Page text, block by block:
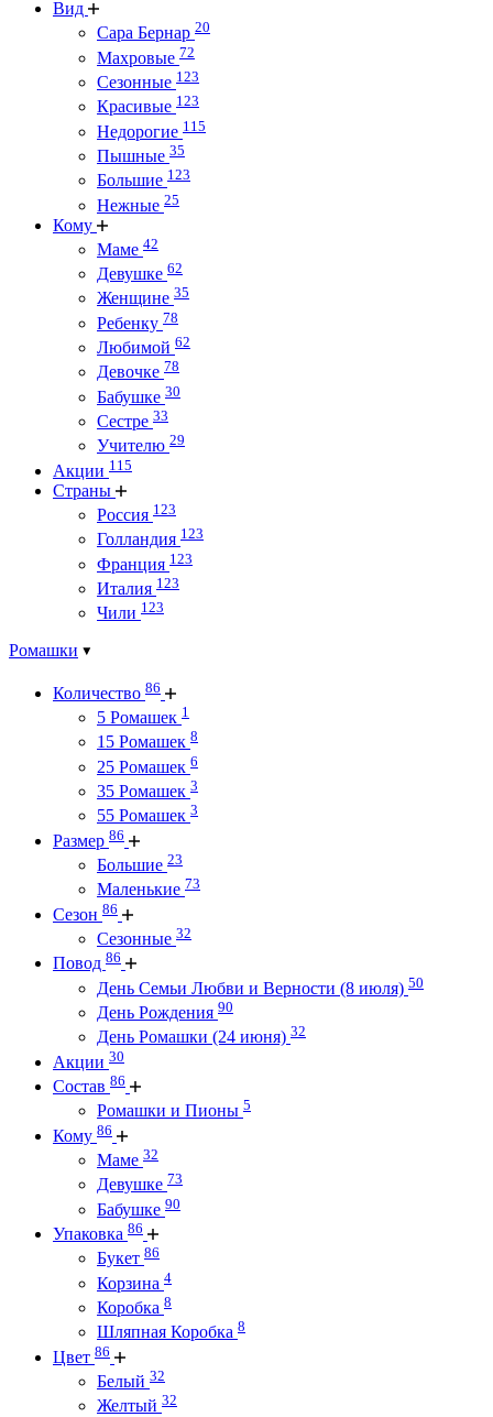
Вид
Сара Бернар 20
Махровые 72
Сезонные 123
Красивые 123
Недорогие 115
Пышные 35
Большие 123
Нежные 25
Кому
Маме 42
Девушке 62
Женщине 35
Ребенку 78
Любимой 62
Девочке 78
Бабушке 30
Сестре 33
Учителю 29
Акции 115
Страны
Россия 123
Голландия 123
Франция 123
Италия 123
Чили 123
Ромашки
Количество 86
5 Ромашек 1
15 Ромашек 8
25 Ромашек 6
35 Ромашек 3
55 Ромашек 3
Размер 86
Большие 23
Маленькие 73
Сезон 86
Сезонные 32
Повод 86
День Семьи Любви и Верности (8 июля) 50
День Рождения 90
День Ромашки (24 июня) 32
Акции 30
Состав 86
Ромашки и Пионы 5
Кому 86
Маме 32
Девушке 73
Бабушке 90
Упаковка 86
Букет 86
Корзина 4
Коробка 8
Шляпная Коробка 8
Цвет 86
Белый 32
Желтый 32